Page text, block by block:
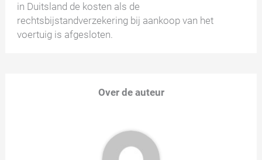
in Duitsland de kosten als de
rechtsbijstandverzekering bij aankoop van het
voertuig is afgesloten.
Over de auteur